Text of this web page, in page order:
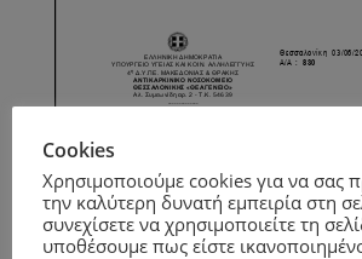
Cookies
Χρησιμοποιούμε cookies για να σας
την καλύτερη δυνατή εμπειρία στη
συνεχίσετε να χρησιμοποιείτε τη
υποθέσουμε πως είστε